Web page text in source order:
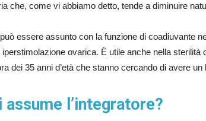
che, come vi abbiamo detto, tende a diminuire
può essere assunto con la funzione di coadiuvante
iperstimolazione ovarica. È utile anche nella
dei 35 anni d’età che stanno cercando di avere un
assume l’integratore?